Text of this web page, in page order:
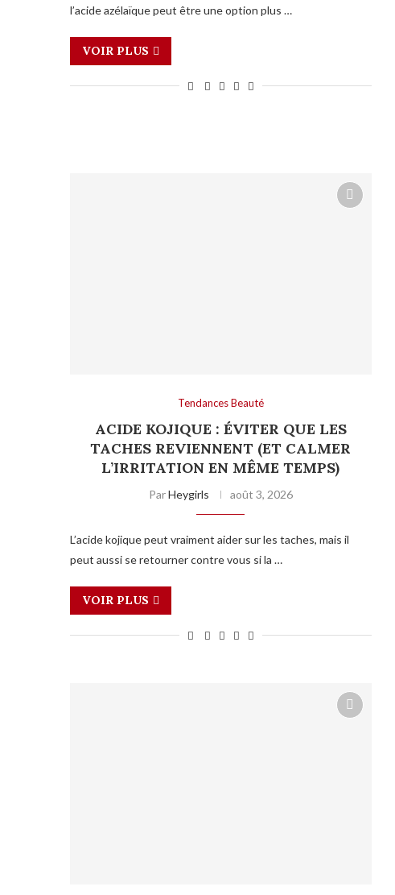
l’acide azélaïque peut être une option plus …
VOIR PLUS
Tendances Beauté
ACIDE KOJIQUE : ÉVITER QUE LES
TACHES REVIENNENT (ET CALMER
L’IRRITATION EN MÊME TEMPS)
ParHeygirls août 3, 2026
L’acide kojique peut vraiment aider sur les taches, mais il
peut aussi se retourner contre vous si la …
VOIR PLUS